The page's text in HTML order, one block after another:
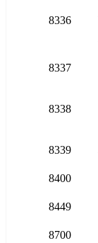
8336
8337
8338
8339
8400
8449
8700